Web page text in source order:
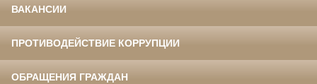
ВАКАНСИИ
ПРОТИВОДЕЙСТВИЕ КОРРУПЦИИ
ОБРАЩЕНИЯ ГРАЖДАН